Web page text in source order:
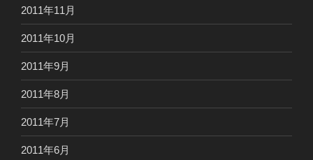
2011年11月
2011年10月
2011年9月
2011年8月
2011年7月
2011年6月